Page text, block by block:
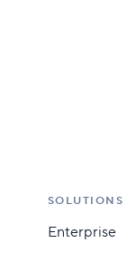
SOLUTIONS
Enterprise